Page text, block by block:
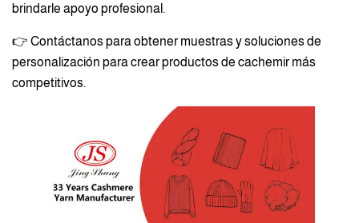
brindarle apoyo profesional.
👉 Contáctanos para obtener muestras y soluciones de
personalización para crear productos de cachemir más
competitivos.